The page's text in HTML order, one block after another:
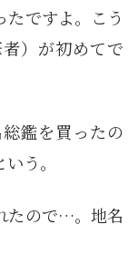
たですよ。こう
）が初めてで
鑑を買ったの
う。
たので…。地名